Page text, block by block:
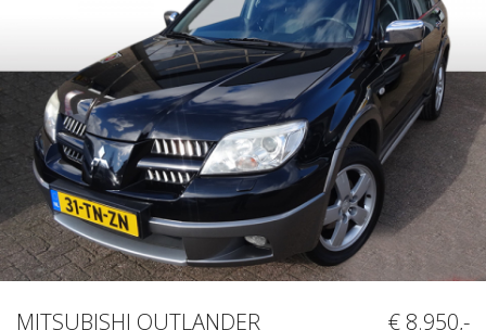
MITSUBISHI OUTLANDER
€ 8.950,-